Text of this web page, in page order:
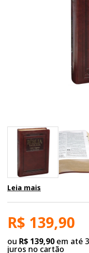
Leia mais
R$ 139,90
ou R$ 139,90 em até
juros no cartão